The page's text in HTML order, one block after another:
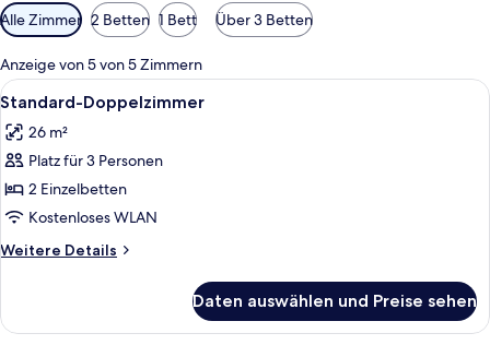
Verfügbare
Filter
für
Zimmer
Alle Zimmer 2 Betten 1 Bett Über 3 Betten
Anzeige von 5 von 5 Zimmern
Alle
Fotos
für
Standard-
Doppelzimmer
anzeigen
Ein Hotelzimmer mit einem großen
4
Standard-Doppelzimmer
26 m²
Platz für 3 Personen
2 Einzelbetten
Kostenloses WLAN
Weitere Details
Weitere
Doppelzimmer
Daten auswählen und Preise sehen